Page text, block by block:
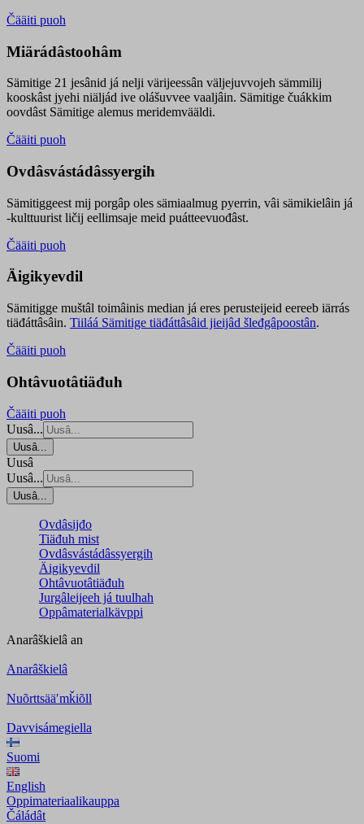
Čääiti puoh
Miärádâstoohâm
Sämitige 21 jesânid já nelji värijeessân väljejuvvojeh sämmilij
kooskâst jyehi niäljád ive olášuvvee vaaljâin. Sämitige čuákkim
oovdâst Sämitige alemus meridemvääldi.
Čääiti puoh
Ovdâsvástádâssyergih
Sämitiggeest mij porgâp oles sämiaalmug pyerrin, vâi sämikielâin já
-kulttuurist ličij eellimsaje meid puátteevuođâst.
Čääiti puoh
Äigikyevdil
Sämitigge muštâl toimâinis median já eres perusteijeid eereeb iärrás
tiäđáttâsâin. Tiiláá Sämitige tiäđáttâsâid jieijâd šleđgâpoostân.
Čääiti puoh
Ohtâvuotâtiäđuh
Čääiti puoh
Uusâ...
Uusâ...
Uusâ
Uusâ...
Uusâ...
Ovdâsijđo
Tiäđuh mist
Ovdâsvástádâssyergih
Äigikyevdil
Ohtâvuotâtiäđuh
Jurgâleijeeh já tuulhah
Oppâmaterialkävppi
Anarâškielâ an
Anarâškielâ
Nuõrttsääʹmǩiõll
Davvisámegiella
Suomi
English
Oppimateriaalikauppa
Čáládât